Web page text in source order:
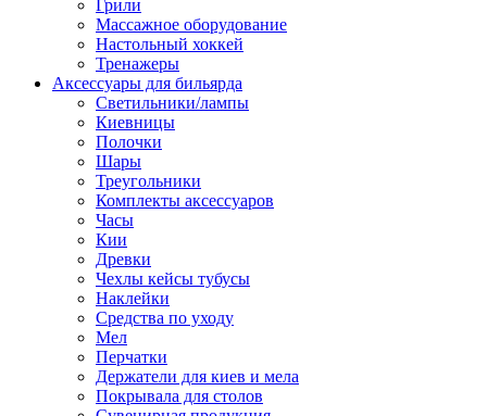
Грили
Массажное оборудование
Настольный хоккей
Тренажеры
Аксессуары для бильярда
Светильники/лампы
Киевницы
Полочки
Шары
Треугольники
Комплекты аксессуаров
Часы
Кии
Древки
Чехлы кейсы тубусы
Наклейки
Средства по уходу
Мел
Перчатки
Держатели для киев и мела
Покрывала для столов